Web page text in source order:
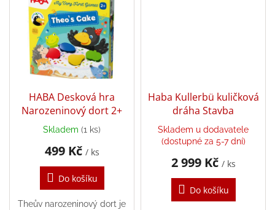
Šátky
kostýmy
Tvoření
Waldorf
Dárkové
Doplňky
HABA Desková hra
Narozeninový dort 2+
Skladem (1 ks)
499 Kč / ks
Do košíku
Theův narozeninový dort je
Haba Kullerbü kuličková
dráha Stavba
Skladem u dodavatele
(dostupné za 5-7 dní)
2 999 Kč / ks
Do košíku